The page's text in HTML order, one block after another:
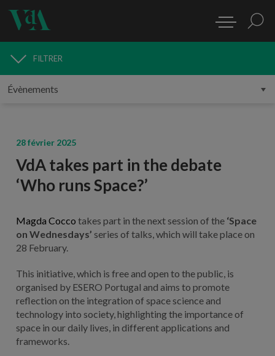
MÉDIAS
FILTRER
28 février 2025
VdA takes part in the debate
‘Who runs Space?’
Magda Cocco takes part in the next session of the ‘Space
on Wednesdays’ series of talks, which will take place on
28 February.
This initiative, which is free and open to the public, is
organised by ESERO Portugal and aims to promote
reflection on the integration of space science and
technology into society, highlighting the importance of
space in our daily lives, in different applications and
frameworks.